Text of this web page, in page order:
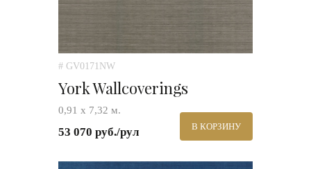
# GV0171NW
York Wallcoverings
0,91 х 7,32 м.
53 070 руб./рул В КОРЗИНУ